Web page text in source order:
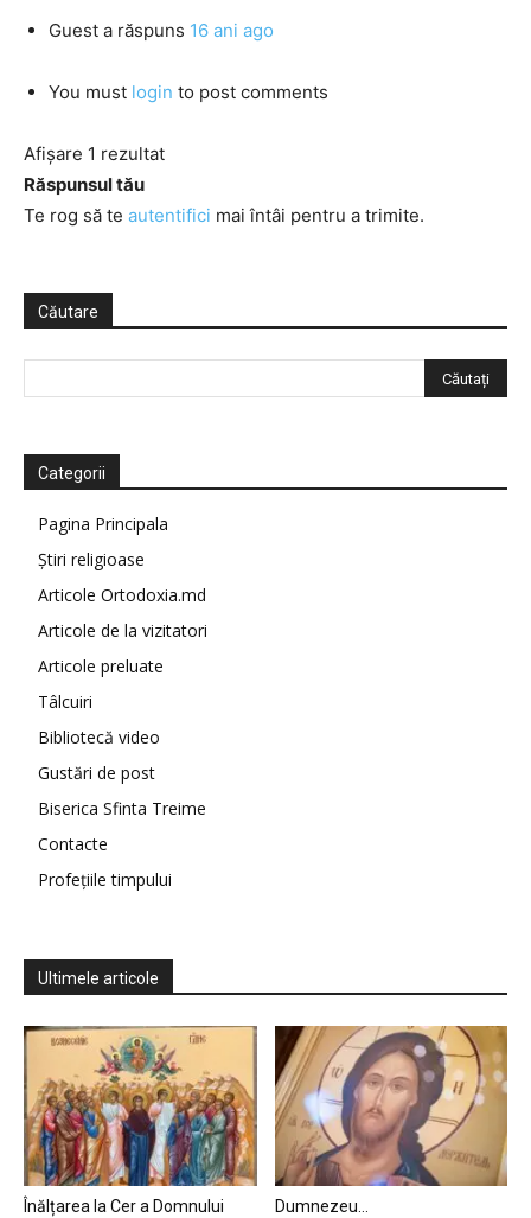
Guest a răspuns 16 ani ago
You must login to post comments
Afișare 1 rezultat
Răspunsul tău
Te rog să te autentifici mai întâi pentru a trimite.
Căutare
Categorii
Pagina Principala
Știri religioase
Articole Ortodoxia.md
Articole de la vizitatori
Articole preluate
Tâlcuiri
Bibliotecă video
Gustări de post
Biserica Sfinta Treime
Contacte
Profețiile timpului
Ultimele articole
Înălțarea la Cer a Domnului
Dumnezeu…